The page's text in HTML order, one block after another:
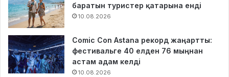
баратын туристер қатарына енді
10.08.2026
Comic Con Astana рекорд жаңартты:
фестивальге 40 елден 76 мыңнан
астам адам келді
10.08.2026